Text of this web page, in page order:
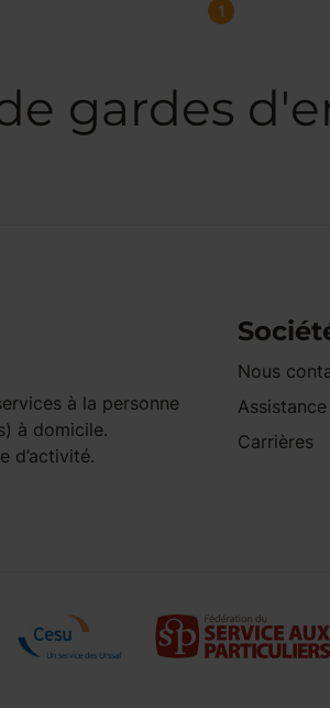
1
gardes
à la personne
à domicile.
d’activité.
Nous
Carrières